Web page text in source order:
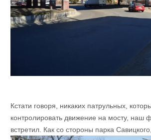
Кстати говоря, никаких патрульных,
контролировать движение на мосту, наш
встретил. Как со стороны парка Савицкого,